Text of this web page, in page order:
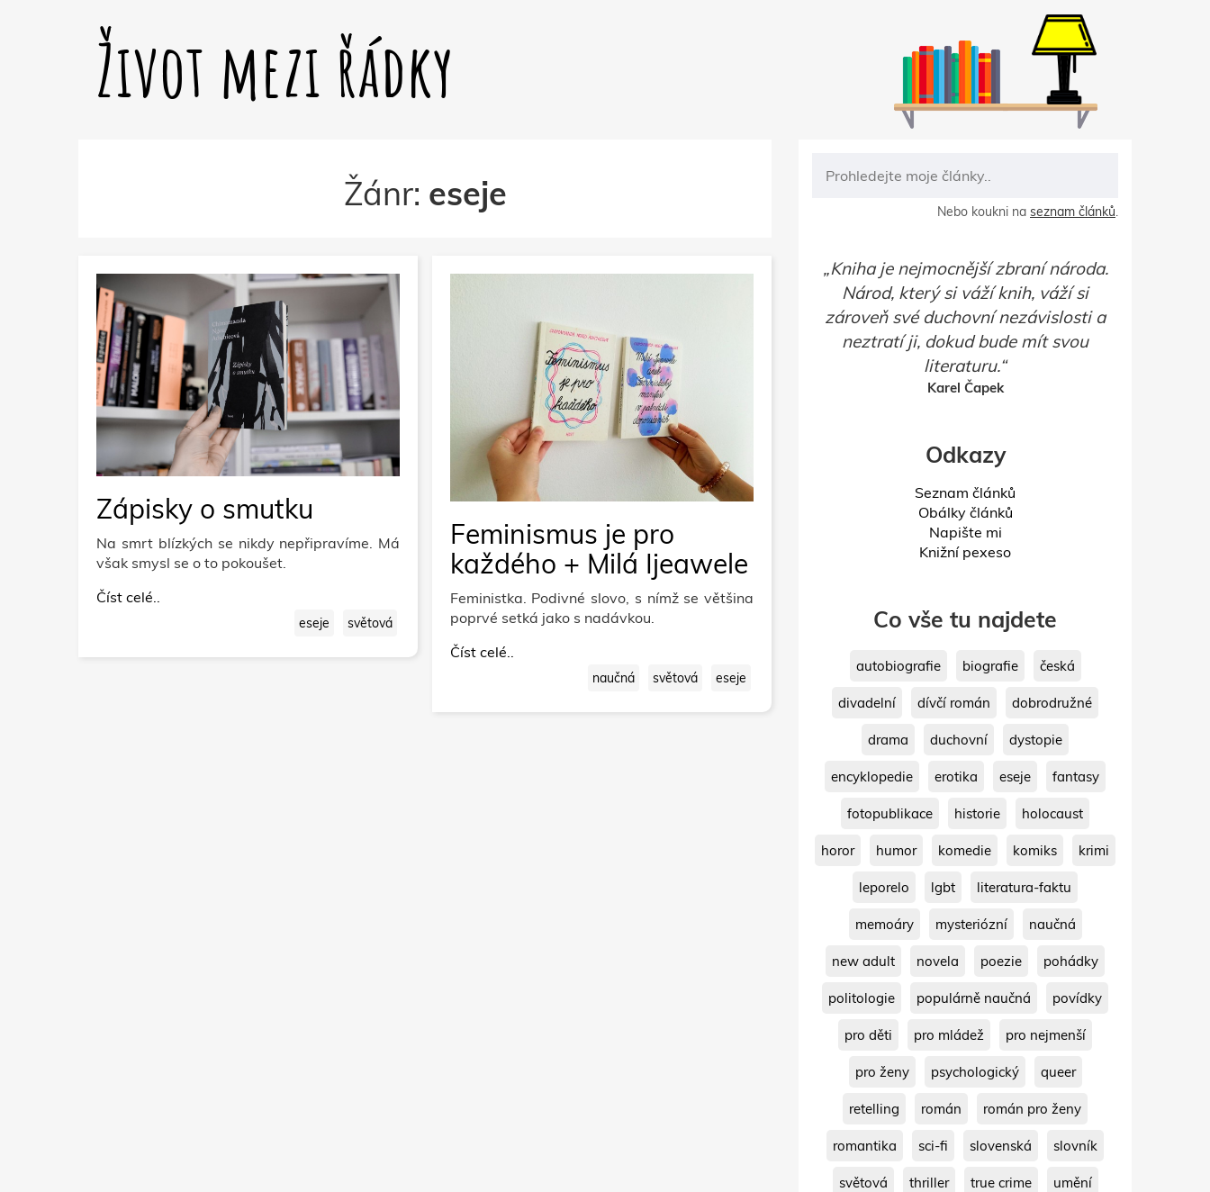
Život mezi řádky
Žánr: eseje
Zápisky o smutku
Na smrt blízkých se nikdy nepřipravíme. Má
však smysl se o to pokoušet.
Číst celé..
eseje světová
Feminismus je pro
každého + Milá Ijeawele
Feministka. Podivné slovo, s nímž se většina
poprvé setká jako s nadávkou.
Číst celé..
naučná světová eseje
Nebo koukni na seznam článků.
Kniha je nejmocnější zbraní národa.
Národ, který si váží knih, váží si
zároveň své duchovní nezávislosti a
neztratí ji, dokud bude mít svou
literaturu.
Karel Čapek
Odkazy
Seznam článků
Obálky článků
Napište mi
Knižní pexeso
Co vše tu najdete
autobiografie biografie česká
divadelní dívčí román dobrodružné
drama duchovní dystopie
encyklopedie erotika eseje fantasy
fotopublikace historie holocaust
horor humor komedie komiks krimi
leporelo lgbt literatura-faktu
memoáry mysteriózní naučná
new adult novela poezie pohádky
politologie populárně naučná povídky
pro děti pro mládež pro nejmenší
pro ženy psychologický queer
retelling román román pro ženy
romantika sci-fi slovenská slovník
světová thriller true crime umění